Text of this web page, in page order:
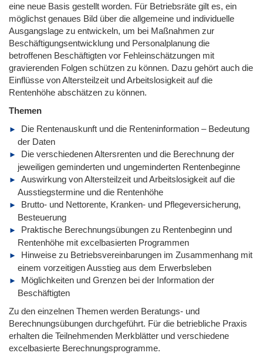
eine neue Basis gestellt worden. Für Betriebsräte gilt es, ein
möglichst genaues Bild über die allgemeine und individuelle
Ausgangslage zu entwickeln, um bei Maßnahmen zur
Beschäftigungsentwicklung und Personalplanung die
betroffenen Beschäftigten vor Fehleinschätzungen mit
gravierenden Folgen schützen zu können. Dazu gehört auch die
Einflüsse von Altersteilzeit und Arbeitslosigkeit auf die
Rentenhöhe abschätzen zu können.
Themen
Die Rentenauskunft und die Renteninformation – Bedeutung
der Daten
Die verschiedenen Altersrenten und die Berechnung der
jeweiligen geminderten und ungeminderten Rentenbeginne
Auswirkung von Altersteilzeit und Arbeitslosigkeit auf die
Ausstiegstermine und die Rentenhöhe
Brutto- und Nettorente, Kranken- und Pflegeversicherung,
Besteuerung
Praktische Berechnungsübungen zu Rentenbeginn und
Rentenhöhe mit excelbasierten Programmen
Hinweise zu Betriebsvereinbarungen im Zusammenhang mit
einem vorzeitigen Ausstieg aus dem Erwerbsleben
Möglichkeiten und Grenzen bei der Information der
Beschäftigten
Zu den einzelnen Themen werden Beratungs- und
Berechnungsübungen durchgeführt. Für die betriebliche Praxis
erhalten die Teilnehmenden Merkblätter und verschiedene
excelbasierte Berechnungsprogramme.